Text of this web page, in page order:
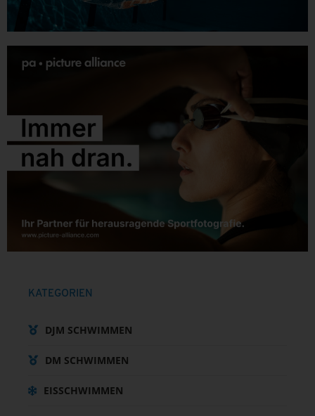
KATEGORIEN
DJM SCHWIMMEN
DM SCHWIMMEN
EISSCHWIMMEN